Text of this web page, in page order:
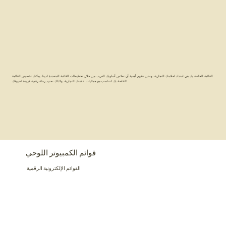
القائمة الخاصة بك هي امتداد لعلامتك التجارية، ونحن نتفهم أهمية أن تعكس أسلوبك الفريد. من خلال تخطيطات القائمة المتعددة لدينا، يمكنك تخصيص القائمة
الخاصة بك لتتناسب مع جماليات علامتك التجارية، وكذلك تحديد رحلة رقمية فريدة لضيوفك!
قوائم الكمبيوتر اللوحي
القوائم الإلكترونية الرقمية